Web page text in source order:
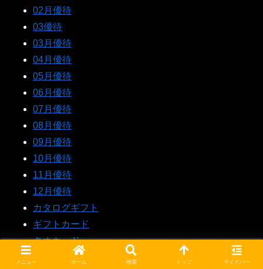
02月優待
03優待
03月優待
04月優待
05月優待
06月優待
07月優待
08月優待
09月優待
10月優待
11月優待
12月優待
カタログギフト
ギフトカード
クオカード
クオカードペイ
メニュー ホーム 検索 トップ サイドバー